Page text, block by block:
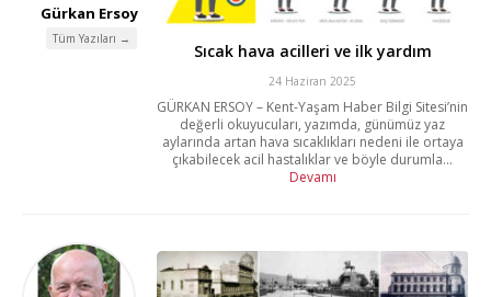
Gürkan Ersoy
Tüm Yazıları →
Sıcak hava acilleri ve ilk yardım
24 Haziran 2025
GÜRKAN ERSOY – Kent-Yaşam Haber Bilgi Sitesi’nin
değerli okuyucuları, yazımda, günümüz yaz
aylarında artan hava sıcaklıkları nedeni ile ortaya
çıkabilecek acil hastalıklar ve böyle durumla...
Devamı